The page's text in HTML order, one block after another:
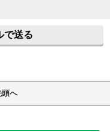
で送る
頭へ